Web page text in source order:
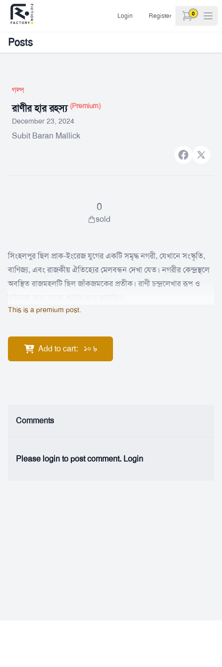
Login Register 0
items in
Posts
গল্প
রাণীর হার রহস্য (Premium)
December 23, 2024
Subit Baran Mallick
Facebook
X
0
sold
সিংহলপুর ছিল প্রাক-ইংরেজ যুগের একটি সমৃদ্ধ নগরী, যেখানে সংস্কৃতি,
বাণিজ্য, এবং রাজকীয় ঐতিহ্যের মেলবন্ধন দেখা যেত। নগরীর কেন্দ্রস্থলে
অবস্থিত রাজমহলটি ছিল জাঁকজমকের প্রতীক। রাণী চন্দ্রলেখার রূপ ও
This is a premium post.
Add to cart: 10 ৳
Comments
Please login to post comment. Login